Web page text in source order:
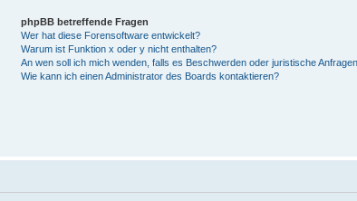
phpBB betreffende Fragen
Wer hat diese Forensoftware entwickelt?
Warum ist Funktion x oder y nicht enthalten?
An wen soll ich mich wenden, falls es Beschwerden oder juristische
Wie kann ich einen Administrator des Boards kontaktieren?